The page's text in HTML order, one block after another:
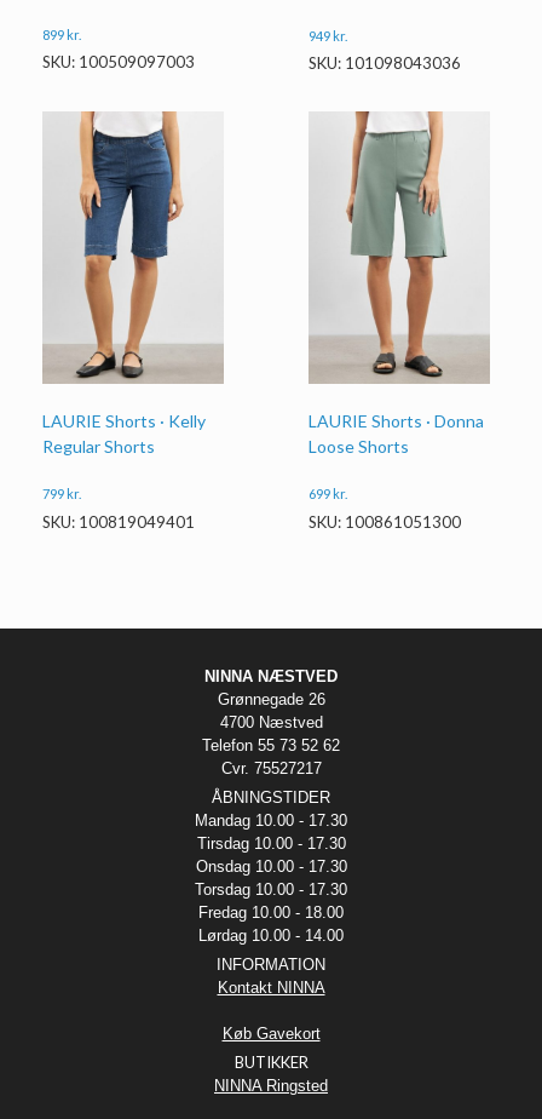
899kr.
SKU: 100509097003
949kr.
SKU: 101098043036
LAURIE Shorts · Kelly
Regular Shorts
799 kr.
SKU: 100819049401
LAURIE Shorts · Donna
Loose Shorts
699 kr.
SKU: 100861051300
NINNA NÆSTVED
Grønnegade 26
4700 Næstved
Telefon 55 73 52 62
Cvr. 75527217
ÅBNINGSTIDER
Mandag 10.00 - 17.30
Tirsdag 10.00 - 17.30
Onsdag 10.00 - 17.30
Torsdag 10.00 - 17.30
Fredag 10.00 - 18.00
Lørdag 10.00 - 14.00
INFORMATION
Kontakt NINNA
Køb Gavekort
BUTIKKER
NINNA Ringsted